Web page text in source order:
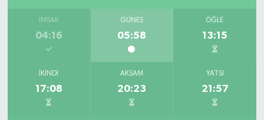
İMSAK
04:16
GÜNEŞ
05:58
ÖĞLE
13:15
İKINDI
17:08
AKŞAM
20:23
YATSI
21:57